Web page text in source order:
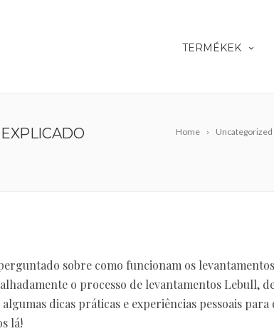
TERMÉKEK
Home Uncategorized
sobre como funcionam os
o processo de levantamentos Lebull,
dicas práticas e experiências pessoais para
lá!